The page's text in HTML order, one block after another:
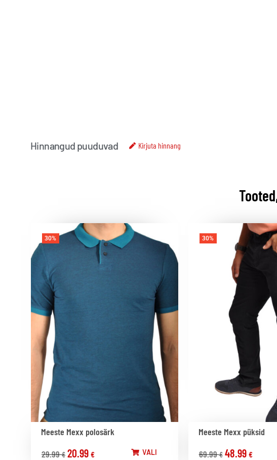
Hinnangud puuduvad Kirjuta hinnang
30%
Meeste Mexx polosärk
29.99€ 20.99 € VALI
30%
Meeste Mexx püksid
69.99€ 48.99 €